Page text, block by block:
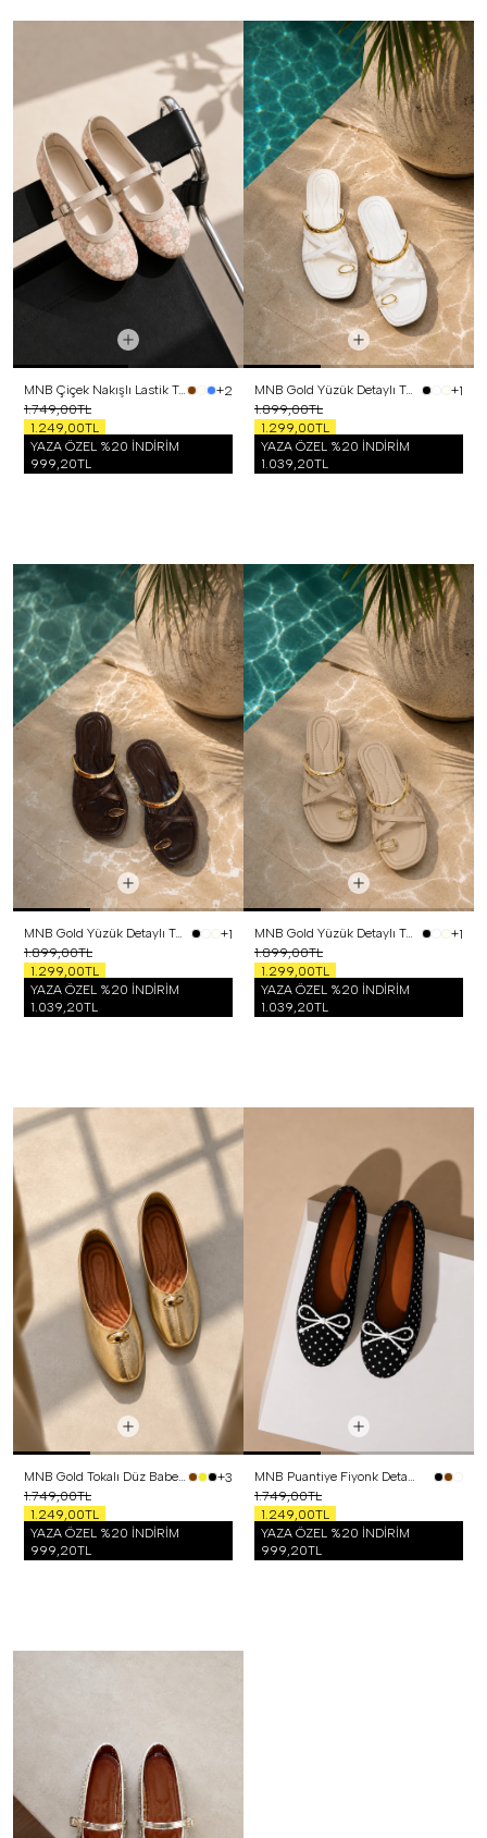
MNB Çiçek Nakışlı Lastik Tokalı Babet Bej
+2
1.749,00TL
1.249,00TL
YAZA ÖZEL %20 İNDİRİM
999,20TL
MNB Gold Yüzük Detaylı Terlik Beyaz
+1
1.899,00TL
1.299,00TL
YAZA ÖZEL %20 İNDİRİM
1.039,20TL
MNB Gold Yüzük Detaylı Terlik Kahverengi
+1
1.899,00TL
1.299,00TL
YAZA ÖZEL %20 İNDİRİM
1.039,20TL
MNB Gold Yüzük Detaylı Terlik Bej
+1
1.899,00TL
1.299,00TL
YAZA ÖZEL %20 İNDİRİM
1.039,20TL
MNB Gold Tokalı Düz Babet Altın
+3
1.749,00TL
1.249,00TL
YAZA ÖZEL %20 İNDİRİM
999,20TL
MNB Puantiye Fiyonk Detay Saten Babet Siyah
1.749,00TL
1.249,00TL
YAZA ÖZEL %20 İNDİRİM
999,20TL